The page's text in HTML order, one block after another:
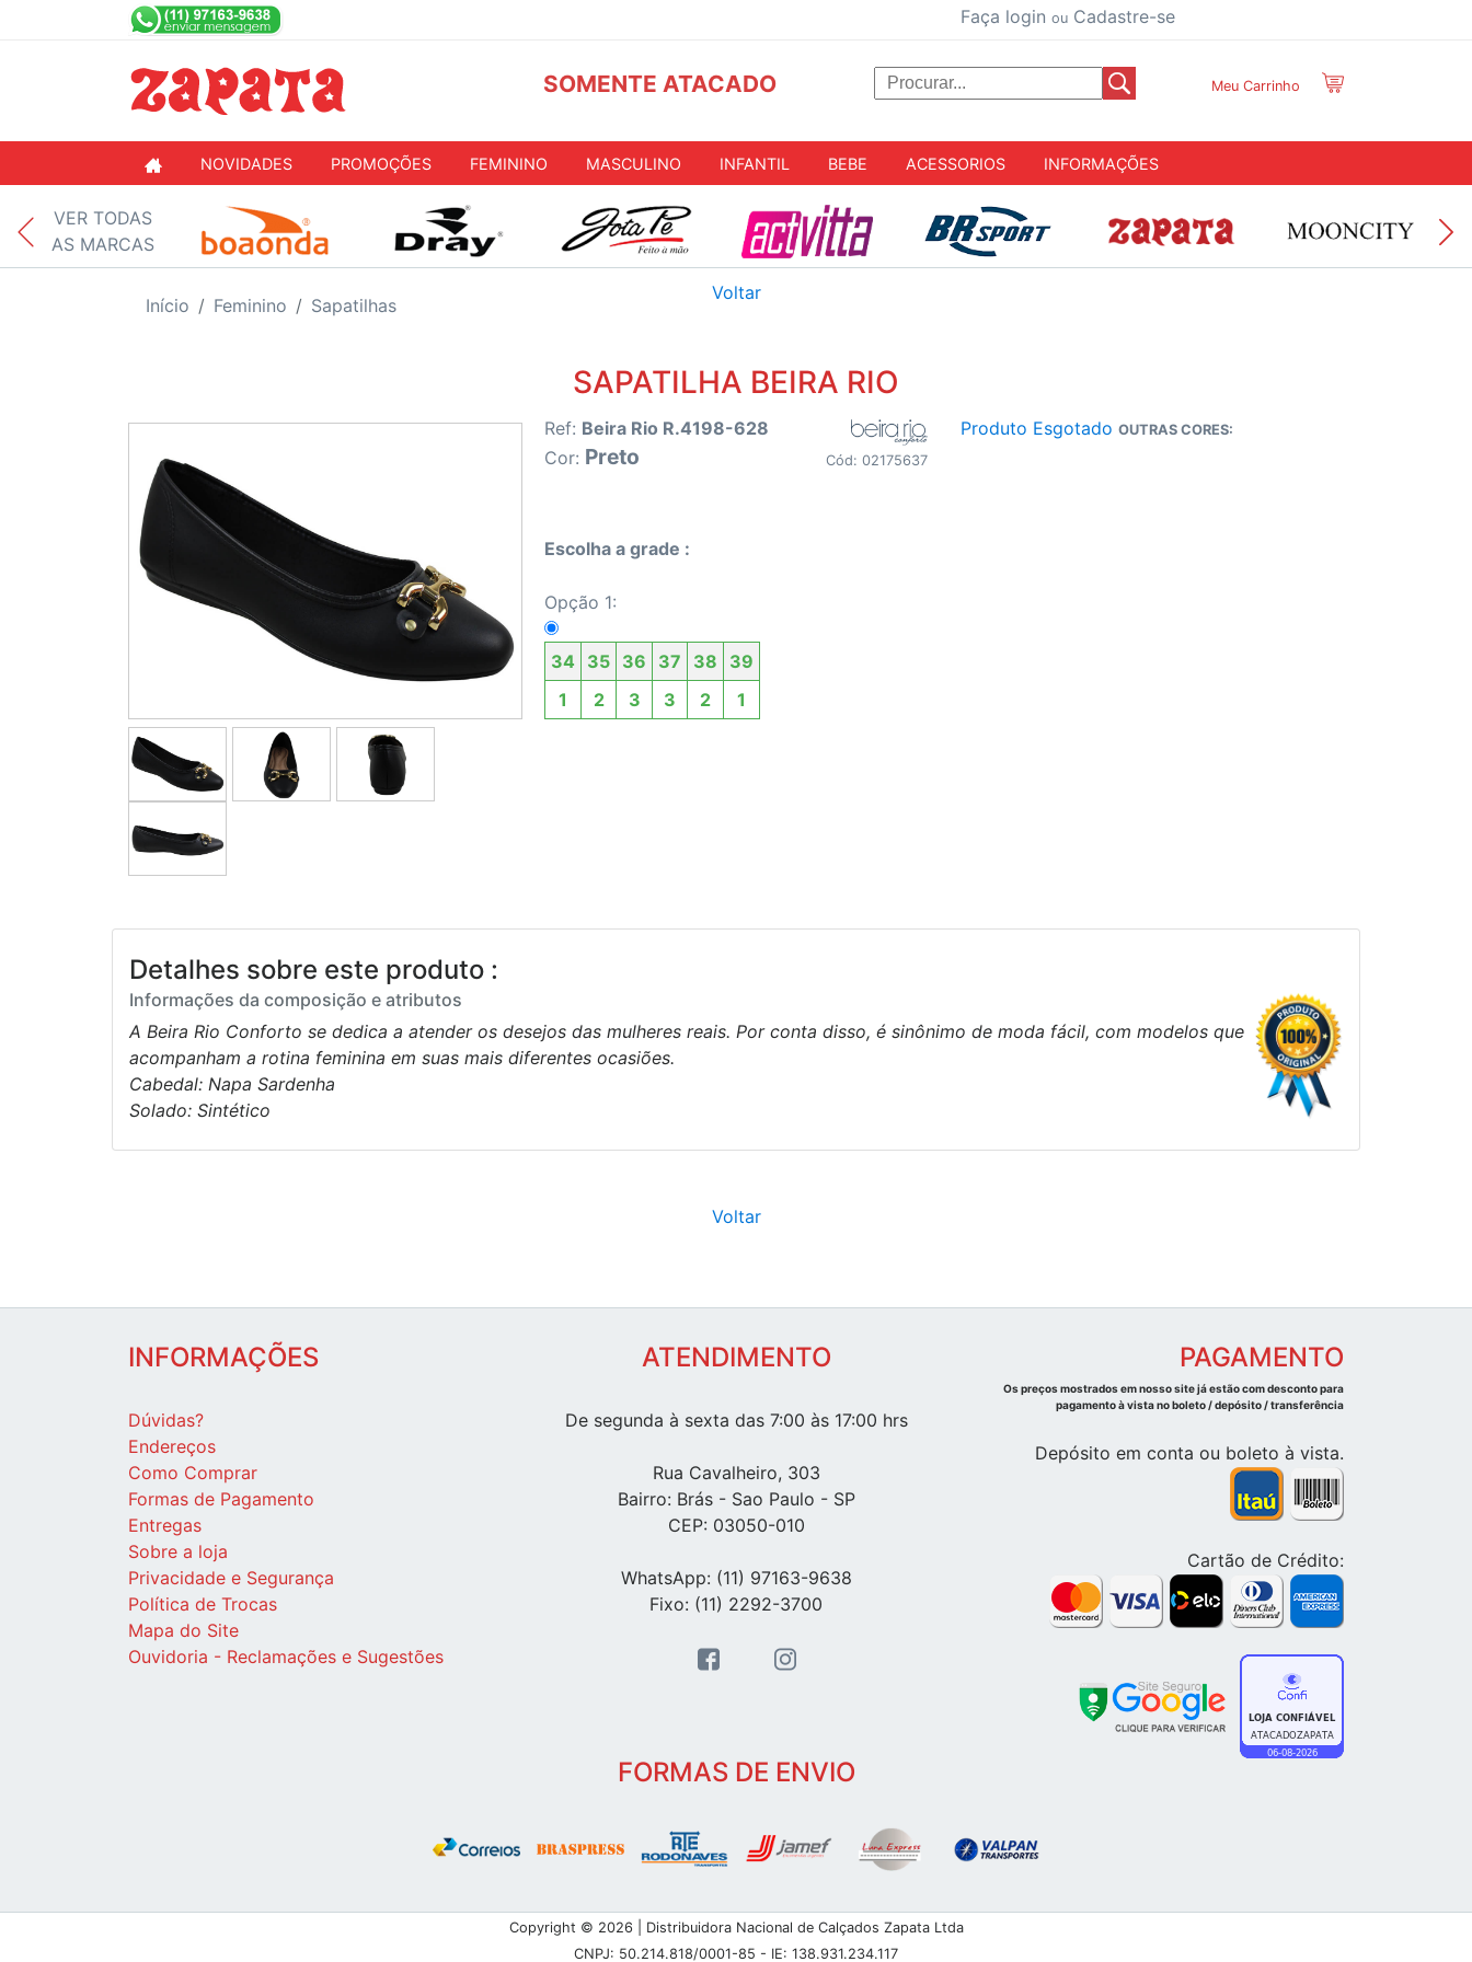
Faça login ou Cadastre-se
SOMENTE ATACADO Meu Carrinho
NOVIDADES PROMOÇÕES FEMININO MASCULINO INFANTIL BEBE ACESSORIOS INFORMAÇÕES
VER TODAS
AS MARCAS
Início Feminino Sapatilhas
Voltar
SAPATILHA BEIRA RIO
Ref: Beira Rio R.4198-628
Cor: Preto Cód: 02175637
Escolha a grade :
Opção 1:
34 35 36 37 38
39
1
2 3 3 2 1
Produto Esgotado OUTRAS CORES:
Detalhes sobre este produto :
Informações da composição e atributos
A Beira Rio Conforto se dedica a atender os desejos das mulheres reais. Por conta disso, é sinônimo de moda fácil, com modelos que
acompanham a rotina feminina em suas mais diferentes ocasiões.
Cabedal: Napa Sardenha
Solado: Sintético
Voltar
INFORMAÇÕES
Dúvidas?
Endereços
Como Comprar
Formas de Pagamento
Entregas
Sobre a loja
Privacidade e Segurança
Política de Trocas
Mapa do Site
Ouvidoria - Reclamações e Sugestões
ATENDIMENTO
De segunda à sexta das 7:00 às 17:00 hrs
Rua Cavalheiro, 303
Bairro: Brás - Sao Paulo - SP
CEP: 03050-010
WhatsApp: (11) 97163-9638
Fixo: (11) 2292-3700
PAGAMENTO
Os preços mostrados em nosso site já estão com desconto para
pagamento à vista no boleto / depósito / transferência
Depósito em conta ou boleto à vista.
Cartão de Crédito:
FORMAS DE ENVIO
Copyright © 2026 | Distribuidora Nacional de Calçados Zapata Ltda
CNPJ: 50.214.818/0001-85 - IE: 138.931.234.117